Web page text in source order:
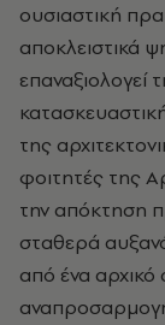
ουσιαστική
αποκλειστικά
επαναξιολογεί
της
φοιτητές της
την απόκτηση
σταθερά
από ένα αρχικό